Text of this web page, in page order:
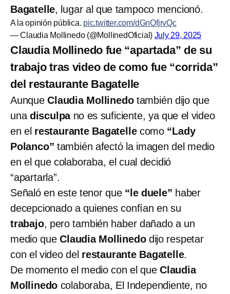
Bagatelle, lugar al que tampoco mencionó.
A la opinión pública. pic.twitter.com/dGnOfjrvQc
— Claudia Mollinedo (@MollinedOficial) July 29, 2025
Claudia Mollinedo fue “apartada” de su
trabajo tras video de como fue “corrida”
del restaurante Bagatelle
AunqueClaudia Mollinedotambién dijo que
una disculpa no es suficiente, ya que el video
en el restaurante Bagatelle como “Lady
Polanco” también afectó la imagen del medio
en el que colaboraba, el cual decidió
“apartarla”.
Señaló en este tenor que “le duele” haber
decepcionado a quienes confían en su
trabajo, pero también haber dañado a un
medio queClaudia Mollinedo dijo respetar
con el video del restaurante Bagatelle.
De momento el medio con el que Claudia
Mollinedo colaboraba, El Independiente, no